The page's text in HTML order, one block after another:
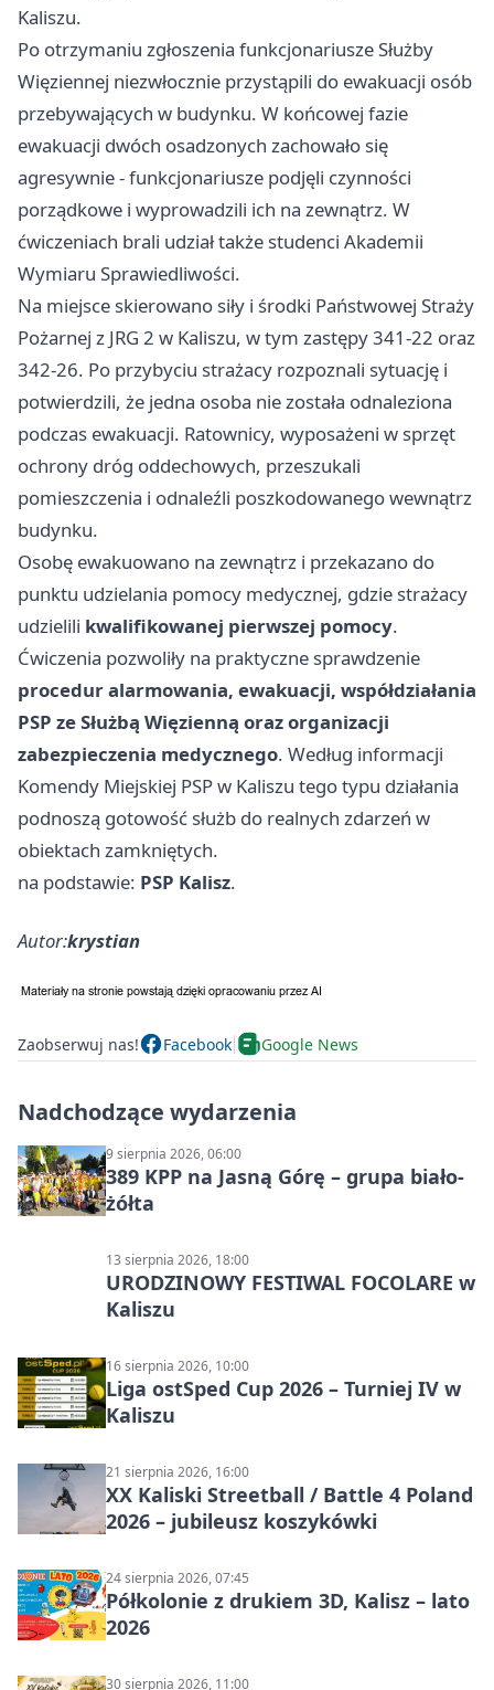
Kaliszu.
Po otrzymaniu zgłoszenia funkcjonariusze Służby
Więziennej niezwłocznie przystąpili do ewakuacji osób
przebywających w budynku. W końcowej fazie
ewakuacji dwóch osadzonych zachowało się
agresywnie - funkcjonariusze podjęli czynności
porządkowe i wyprowadzili ich na zewnątrz. W
ćwiczeniach brali udział także studenci Akademii
Wymiaru Sprawiedliwości.
Na miejsce skierowano siły i środki Państwowej Straży
Pożarnej z JRG 2 w Kaliszu, w tym zastępy 341-22 oraz
342-26. Po przybyciu strażacy rozpoznali sytuację i
potwierdzili, że jedna osoba nie została odnaleziona
podczas ewakuacji. Ratownicy, wyposażeni w sprzęt
ochrony dróg oddechowych, przeszukali
pomieszczenia i odnaleźli poszkodowanego wewnątrz
budynku.
Osobę ewakuowano na zewnątrz i przekazano do
punktu udzielania pomocy medycznej, gdzie strażacy
udzielili kwalifikowanej pierwszej pomocy.
Ćwiczenia pozwoliły na praktyczne sprawdzenie
procedur alarmowania, ewakuacji, współdziałania
PSP ze Służbą Więzienną oraz organizacji
zabezpieczenia medycznego. Według informacji
Komendy Miejskiej PSP w Kaliszu tego typu działania
podnoszą gotowość służb do realnych zdarzeń w
obiektach zamkniętych.
na podstawie: PSP Kalisz.
Autor:krystian
Zaobserwuj nas! Facebook Google News
Nadchodzące wydarzenia
9 sierpnia 2026, 06:00
389 KPP na Jasną Górę – grupa biało-
żółta
13 sierpnia 2026, 18:00
URODZINOWY FESTIWAL FOCOLARE w
Kaliszu
16 sierpnia 2026, 10:00
Liga ostSped Cup 2026 – Turniej IV w
Kaliszu
21 sierpnia 2026, 16:00
XX Kaliski Streetball / Battle 4 Poland
2026 – jubileusz koszykówki
24 sierpnia 2026, 07:45
Półkolonie z drukiem 3D, Kalisz – lato
2026
30 sierpnia 2026, 11:00